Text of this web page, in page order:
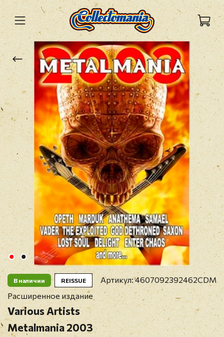
В наличии REISSUE Артикул:4607092392462CDM
Расширенное издание
Various Artists
Metalmania 2003